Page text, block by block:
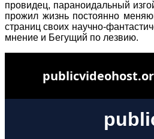
провидец, параноидальный
прожил жизнь постоянно
страниц своих научно-
мнение и Бегущий по лезвию.